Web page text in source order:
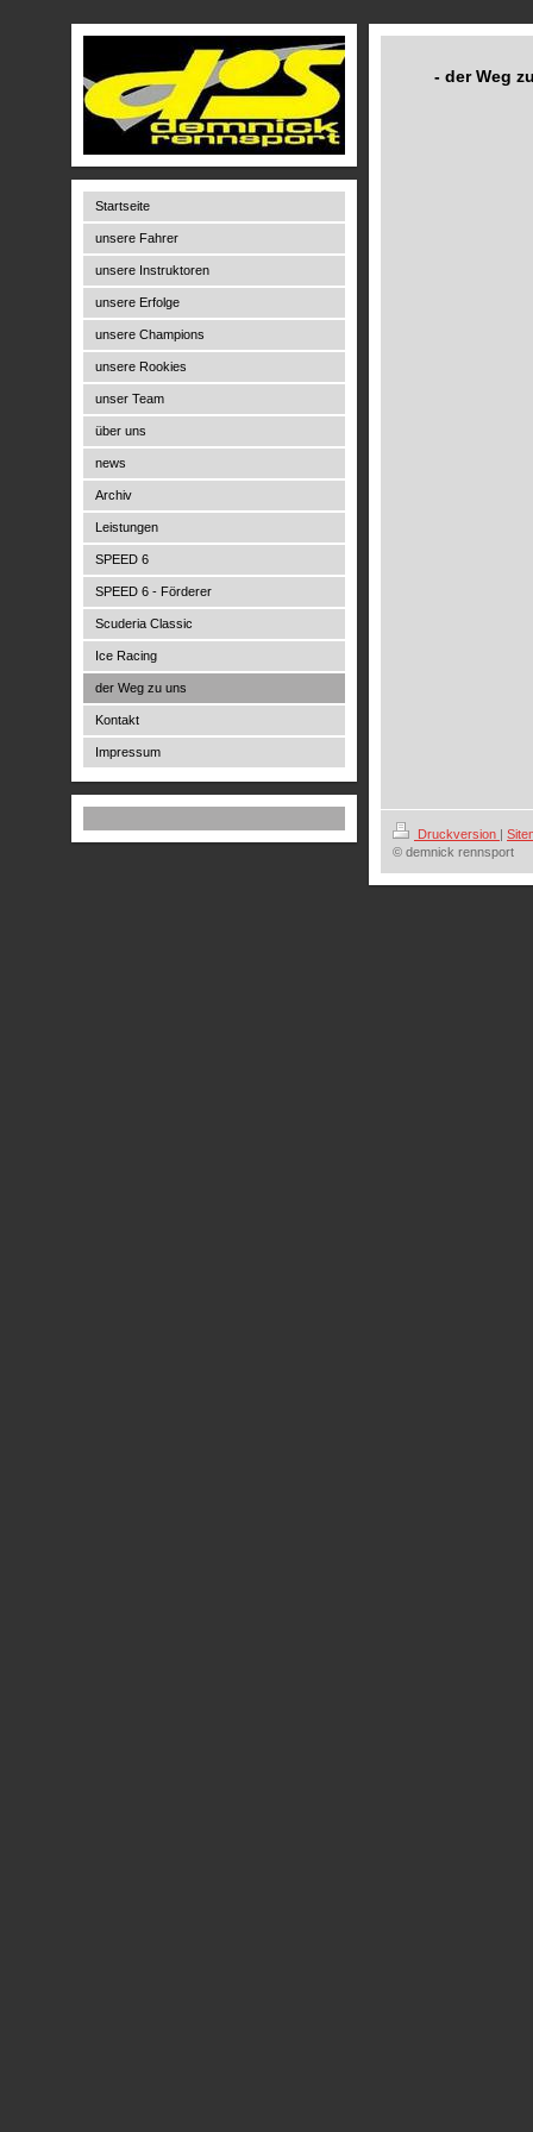
Startseite
unsere Fahrer
unsere Instruktoren
unsere Erfolge
unsere Champions
unsere Rookies
unser Team
über uns
news
Archiv
Leistungen
SPEED 6
SPEED 6 - Förderer
Scuderia Classic
Ice Racing
der Weg zu uns
Kontakt
Impressum
- der Weg
Druckversion |
© demnick rennsport